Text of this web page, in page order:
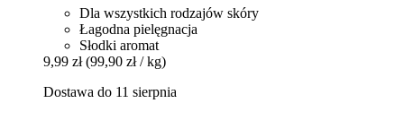
Dla wszystkich rodzajów skóry
Łagodna pielęgnacja
Słodki aromat
9,99 zł (99,90 zł / kg)
Dostawa do 11 sierpnia